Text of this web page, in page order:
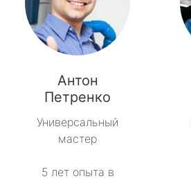
Антон
Петренко
Универсальный
мастер
5 лет опыта в